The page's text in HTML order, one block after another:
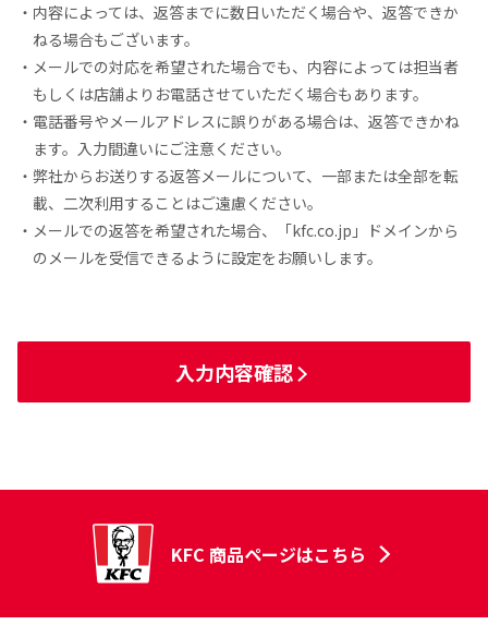
内容によっては、返答までに数日いただく場合や、返答できか
ねる場合もございます。
メールでの対応を希望された場合でも、内容によっては担当者
もしくは店舗よりお電話させていただく場合もあります。
電話番号やメールアドレスに誤りがある場合は、返答できかね
ます。入力間違いにご注意ください。
弊社からお送りする返答メールについて、一部または全部を転
載、二次利用することはご遠慮ください。
メールでの返答を希望された場合、「kfc.co.jp」ドメインから
のメールを受信できるように設定をお願いします。
入力内容確認
KFC 商品ページはこちら